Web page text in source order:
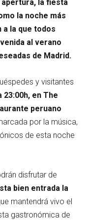
apertura, la fiesta
la noche más
a la que todos
al verano
de Madrid.
y visitantes
23:00h, en The
peruano
por la música,
de esta noche
disfrutar de
bien entrada la
mantendrá vivo el
gastronómica de